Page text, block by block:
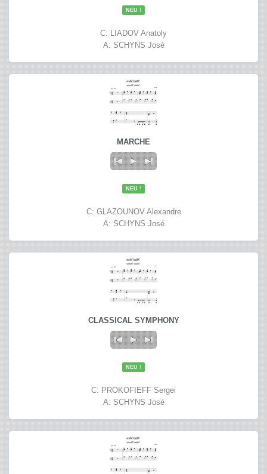
NEU !
C: LIADOV Anatoly
A: SCHYNS José
MARCHE
NEU !
C: GLAZOUNOV Alexandre
A: SCHYNS José
CLASSICAL SYMPHONY
NEU !
C: PROKOFIEFF Sergei
A: SCHYNS José